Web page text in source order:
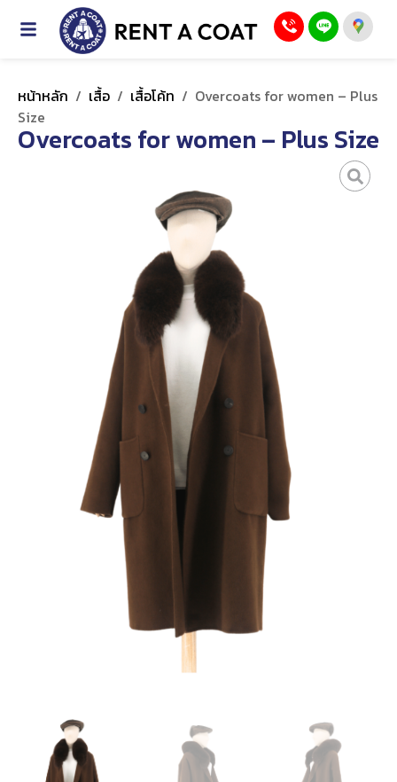
หน้าหลัก / เสื้อ / เสื้อโค้ท / Overcoats for women – Plus
Size
Overcoats for women – Plus Size